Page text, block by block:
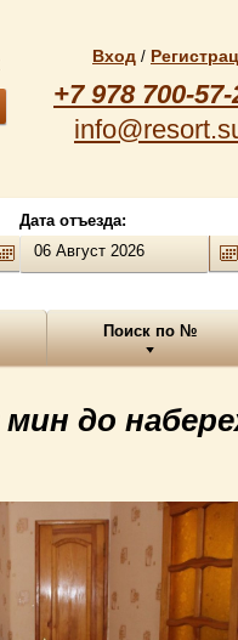
Вход /
+7 978 700-57-
Дата отъезда:
Поиск по №
до